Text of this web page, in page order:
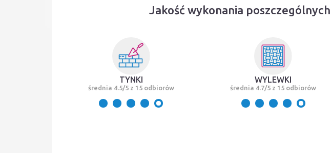
Jakość wykonania
TYNKI
średnia 4.5/5 z 15 odbiorów
WYLEWKI
średnia 4.7/5 z 15 odbiorów